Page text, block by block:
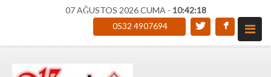
07 AĞUSTOS 2026 CUMA - 10:42:19
0532 4907694